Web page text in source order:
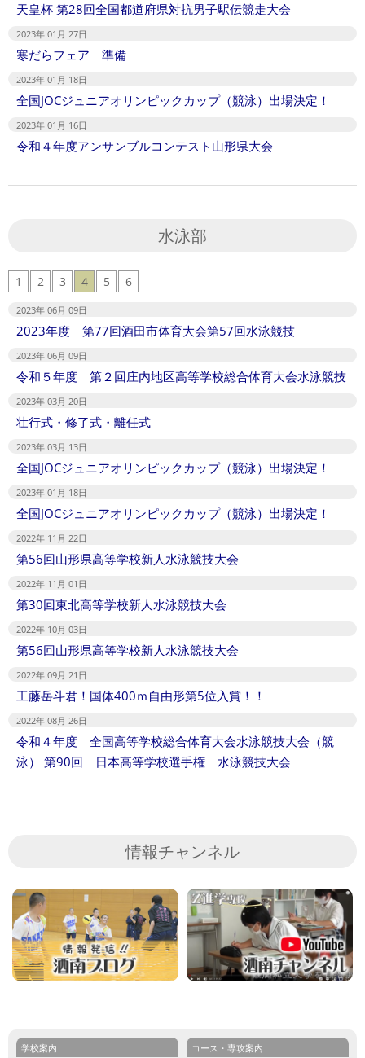
天皇杯 第28回全国都道府県対抗男子駅伝競走大会
2023年 01月 27日
寒だらフェア 準備
2023年 01月 18日
全国JOCジュニアオリンピックカップ（競泳）出場決定！
2023年 01月 16日
令和４年度アンサンブルコンテスト山形県大会
水泳部
1 2 3 4 5 6
2023年 06月 09日
2023年度 第77回酒田市体育大会第57回水泳競技
2023年 06月 09日
令和５年度 第２回庄内地区高等学校総合体育大会水泳競技
2023年 03月 20日
壮行式・修了式・離任式
2023年 03月 13日
全国JOCジュニアオリンピックカップ（競泳）出場決定！
2023年 01月 18日
全国JOCジュニアオリンピックカップ（競泳）出場決定！
2022年 11月 22日
第56回山形県高等学校新人水泳競技大会
2022年 11月 01日
第30回東北高等学校新人水泳競技大会
2022年 10月 03日
第56回山形県高等学校新人水泳競技大会
2022年 09月 21日
工藤岳斗君！国体400ｍ自由形第5位入賞！！
2022年 08月 26日
令和４年度 全国高等学校総合体育大会水泳競技大会（競
泳） 第90回 日本高等学校選手権 水泳競技大会
情報チャンネル
学校案内
コース・専攻案内